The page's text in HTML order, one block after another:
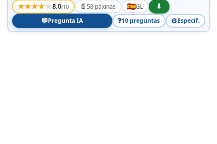
★★★★★8.0/10 📄58 páxinas GL
⬇
💬Pregunta IA ❓10 preguntas ⚙️Especif.